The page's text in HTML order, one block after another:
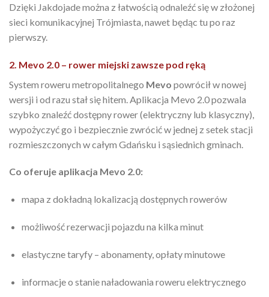
Dzięki Jakdojade można z łatwością odnaleźć się w złożonej
sieci komunikacyjnej Trójmiasta, nawet będąc tu po raz
pierwszy.
2. Mevo 2.0 – rower miejski zawsze pod ręką
System roweru metropolitalnego Mevo powrócił w nowej
wersji i od razu stał się hitem. Aplikacja Mevo 2.0 pozwala
szybko znaleźć dostępny rower (elektryczny lub klasyczny),
wypożyczyć go i bezpiecznie zwrócić w jednej z setek stacji
rozmieszczonych w całym Gdańsku i sąsiednich gminach.
Co oferuje aplikacja Mevo 2.0:
mapa z dokładną lokalizacją dostępnych rowerów
możliwość rezerwacji pojazdu na kilka minut
elastyczne taryfy – abonamenty, opłaty minutowe
informacje o stanie naładowania roweru elektrycznego